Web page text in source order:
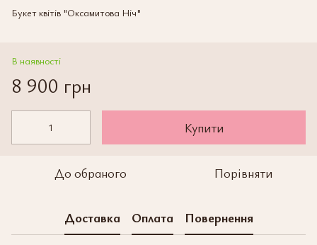
Букет квітів "Оксамитова Ніч"
В наявності
8 900 грн
Купити
До обраного Порівняти
Доставка Оплата Повернення